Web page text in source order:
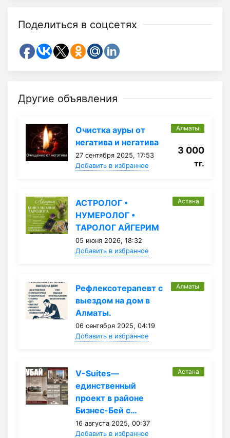
Поделиться в соцсетях
Другие объявления
Очистка ауры от
негатива и негатива
27 сентября 2025, 17:53
Добавить в избранное
Алматы
3 000
тг.
АСТРОЛОГ •
НУМЕРОЛОГ •
ТАРОЛОГ АЙГЕРИМ
05 июня 2026, 18:32
Добавить в избранное
Астана
Рефлексотерапевт с
выездом на дом в
Алматы.
06 сентября 2025, 04:19
Добавить в избранное
Алматы
V-Suites—
единственный
проект в районе
Бизнес-Бей с…
16 августа 2025, 00:37
Добавить в избранное
Астана